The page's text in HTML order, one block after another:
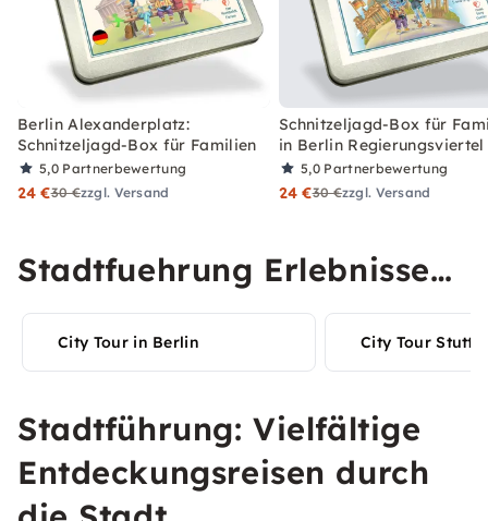
Berlin Alexanderplatz:
Schnitzeljagd-Box für Familien
5,0 Partnerbewertung
24 €30 €zzgl. Versand
Schnitzeljagd-Box für
in Berlin Regierungsviertel
5,0 Partnerbewertung
24 €30 €zzgl. Versand
Stadtfuehrung Erlebnisse
in Deiner Stadt entdecken
City Tour in Berlin City Tour
Stadtführung: Vielfältige
Entdeckungsreisen durch